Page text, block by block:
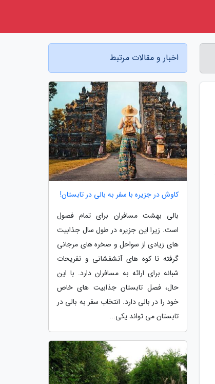
اخبار و مقالات مرتبط
کاوش در جزیره با سفر به بالی در تابستان!
بالی بهشت مسافران برای تمام فصول
است. زیرا این جزیره در طول سال جذابیت
های زیادی از سواحل و صخره های مرجانی
گرفته تا کوه های آتشفشانی و تفریحات
شبانه برای ارائه به مسافران دارد. با این
حال، فصل تابستان جذابیت های خاص
خود را در بالی دارد. انتخاب سفر به بالی در
تابستان می تواند یکی...